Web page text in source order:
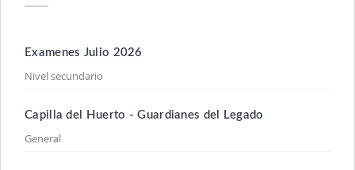
Examenes Julio 2026
Nivel secundario
Capilla del Huerto - Guardianes del Legado
General